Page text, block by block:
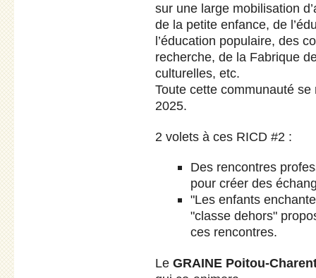
sur une large mobilisation
de la petite enfance, de
l’éducation populaire, des
recherche, de la Fabrique
culturelles, etc.
Toute cette communauté
2025.
2 volets à ces RICD #2 :
Des rencontres
pour créer des
"Les enfants
"classe dehors"
ces rencontres.
Le GRAINE Poitou-